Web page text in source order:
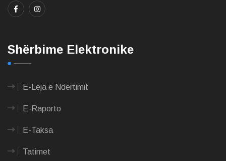
Shërbime Elektronike
E-Leja e Ndërtimit
E-Raporto
E-Taksa
Tatimet